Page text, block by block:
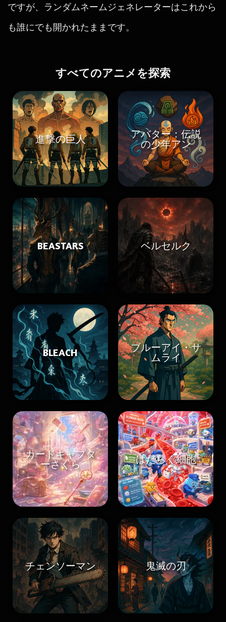
ですが、ランダムネームジェネレーターはこれから
も誰にでも開かれたままです。
すべてのアニメを探索
進撃の巨人
アバター：伝説
の少年アン
BEASTARS ベルセルク
BLEACH
ブルーアイ・サ
ムライ
カードキャプタ
ーさくら
はたらく細胞
チェンソーマン 鬼滅の刃